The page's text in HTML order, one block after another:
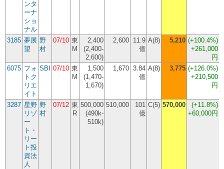
ンタ
ーナ
ショ
ナル
3185 夢展
望
野
村
07/10 東
M
2,400
(2,400-
2,600)
2,600 11.9
億
A(8) 5,210 (+100.4%)
+261,000
円
6075 フォ
トク
リエ
イト
SBI 07/10 東
M
1,500
(1,470-
1,670)
1,670 3.84
億
A(8) 3,775 (+126.0%)
+210,500
円
3287 星野
リゾ
ー
ト・
リー
ト投
資法
人
野
村
07/12 東
R
500,000
(490k-
510k)
510,000
101
億
C(5) 570,000 (+11.8%)
+60,000円